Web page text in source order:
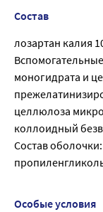
Состав
лозартан калия
моногидрата и
целлюлоза
коллоидный
Состав
Особые условия